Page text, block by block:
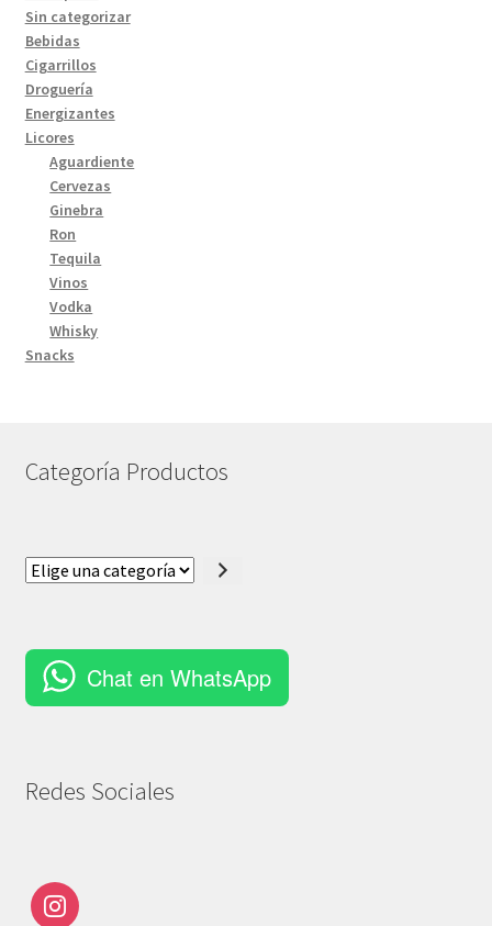
Sin categorizar
Bebidas
Cigarrillos
Droguería
Energizantes
Licores
Aguardiente
Cervezas
Ginebra
Ron
Tequila
Vinos
Vodka
Whisky
Snacks
Categoría Productos
Elige
Chat en WhatsApp
Redes Sociales